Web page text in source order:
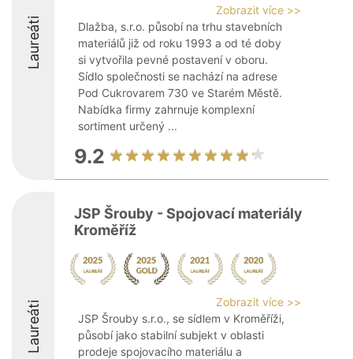
Laureáti
Zobrazit více >>
Dlažba, s.r.o. působí na trhu stavebních
materiálů již od roku 1993 a od té doby
si vytvořila pevné postavení v oboru.
Sídlo společnosti se nachází na adrese
Pod Cukrovarem 730 ve Starém Městě.
Nabídka firmy zahrnuje komplexní
sortiment určený ...
9.2
Laureáti
JSP Šrouby - Spojovací materiály
Kroměříž
Zobrazit více >>
JSP Šrouby s.r.o., se sídlem v Kroměříži,
působí jako stabilní subjekt v oblasti
prodeje spojovacího materiálu a